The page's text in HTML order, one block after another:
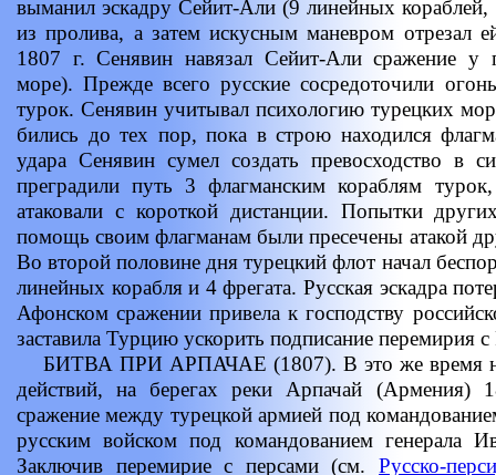
выманил эскадру Сейит-Али (9 линейных
из пролива, а затем искусным маневром отрезал
1807 г. Сенявин навязал Сейит-Али сражение у
море). Прежде всего русские сосредоточили
турок. Сенявин учитывал психологию турецких
бились до тех пор, пока в строю находился
удара Сенявин сумел создать превосходство в
преградили путь 3 флагманским кораблям
атаковали с короткой дистанции. Попытки
помощь своим флагманам были пресечены атакой
Во второй половине дня турецкий флот начал
линейных корабля и 4 фрегата. Русская эскадра
Афонском сражении привела к господству
заставила Турцию ускорить подписание перемирия с
БИТВА ПРИ АРПАЧАЕ (1807). В это же время на
действий, на берегах реки Арпачай
сражение между турецкой армией под
русским войском под командованием генерала
Заключив перемирие с персами (см.Русско-